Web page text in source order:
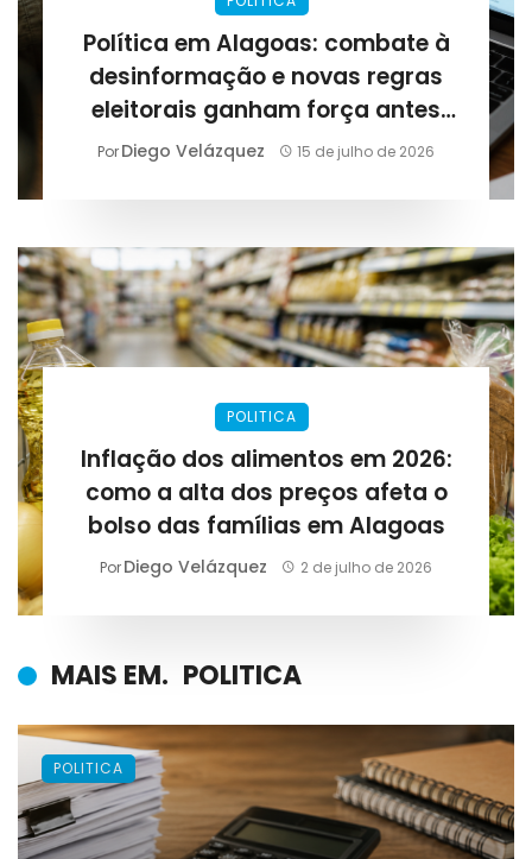
Política em Alagoas: combate à
desinformação e novas regras
eleitorais ganham força antes
das eleições de 2026
PorDiego Velázquez 15 de julho de 2026
POLITICA
Inflação dos alimentos em 2026:
como a alta dos preços afeta o
bolso das famílias em Alagoas
PorDiego Velázquez 2 de julho de 2026
MAIS EM. POLITICA
POLITICA